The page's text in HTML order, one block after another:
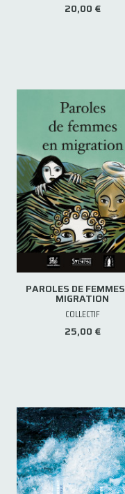
20,00 €
PAROLES DE
MIGRATION
COLLECTIF
25,00 €